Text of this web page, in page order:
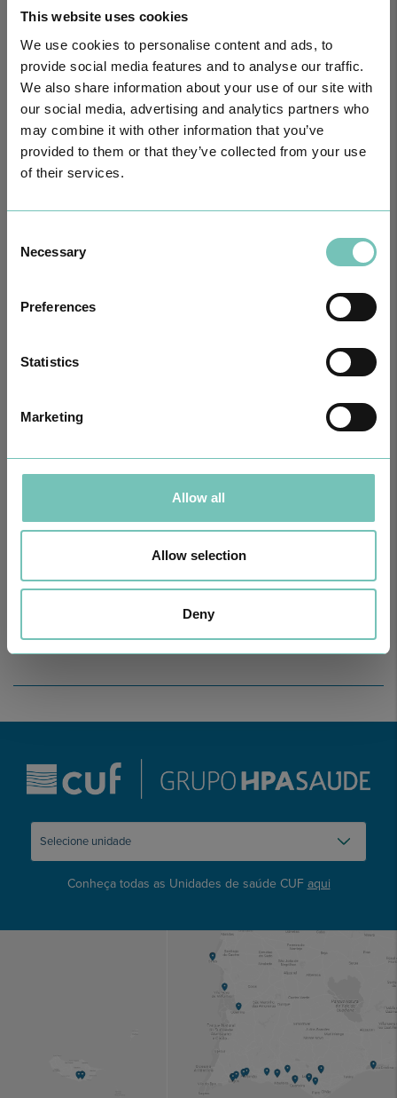
This website uses cookies
We use cookies to personalise content and ads, to
provide social media features and to analyse our traffic.
We also share information about your use of our site with
our social media, advertising and analytics partners who
may combine it with other information that you’ve
provided to them or that they’ve collected from your use
of their services.
Selection
Necessary
Preferences
Statistics
Marketing
Allow all
Allow selection
Deny
CIRURGIA AO ESTRABISMO PEDIÁTRICO
Realizou-se no Hospital CUF Faro a primeira Cirurgia de Estrabismo
PODCAST EM ONCOLOGIA
conhecimento técnico c…
Conheça todas as Unidades de saúde CUF aqui